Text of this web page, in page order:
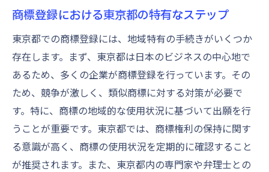
商標登録における東京都の特有なステップ
東京都での商標登録には、地域特有の手続きがいくつか
存在します。まず、東京都は日本のビジネスの中心地で
あるため、多くの企業が商標登録を行っています。その
ため、競争が激しく、類似商標に対する対策が必要で
す。特に、商標の地域的な使用状況に基づいて出願を行
うことが重要です。東京都では、商標権利の保持に関す
る意識が高く、商標の使用状況を定期的に確認すること
が推奨されます。また、東京都内の専門家や弁理士との